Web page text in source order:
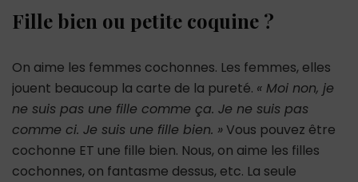
Fille bien ou petite coquine ?
On aime les femmes cochonnes. Les femmes, elles
jouent beaucoup la carte de la pureté. « Moi non, je
ne suis pas une fille comme ça. Je ne suis pas
comme ci. Je suis une fille bien. »Vous pouvez être
cochonne ET une fille bien. Nous, on aime les filles
cochonnes, on fantasme dessus, etc. La seule